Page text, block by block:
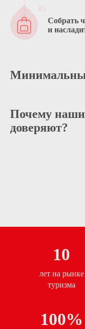
Собрать
и
Почему
доверяют?
10
лет на рынке
туризма
100%